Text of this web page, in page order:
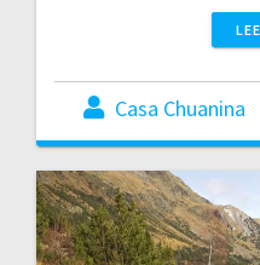
Casa Chuanina